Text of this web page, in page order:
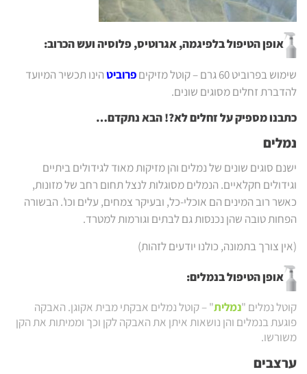
אופן הטיפול בלפיגמה, אגרוטיס, פלוסיה ועש הכרוב:
שימוש בפרוביט 60 גרם – קוטל מזיקים פרוביטהינו תכשיר המיועד
להדברת זחלים מסוגים שונים.
כתבנו מספיק על זחלים לא?! הבא נתקדם…
נמלים
ישנם סוגים שונים של נמלים והן מזיקות מאוד לגידולים ביתיים
וגידולים חקלאיים. הנמלים מסוגלות לנצל תחום רחב של מזונות,
כאשר רוב המינים הם אוכלי-כל, ובעיקר צמחים, עלים וכו'. הבשורה
הפחות טובה שהן נכנסות גם לבתים וגורמות למטרד.
(אין צורך בתמונה, כולנו יודעים לזהות)
אופן הטיפול בנמלים:
קוטל נמלים "נמלית" – קוטל נמלים אבקתי מבית אקוגן. האבקה
פוגעת בנמלים והן נושאות איתן את האבקה לקן וכך וממיתות את הקן
משורשו.
ערצבים